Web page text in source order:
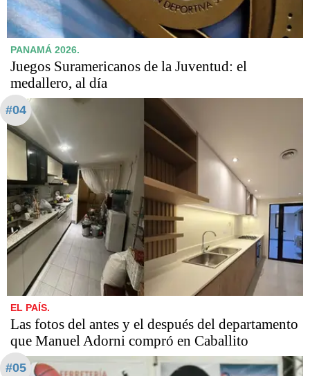
PANAMÁ 2026.
Juegos Suramericanos de la Juventud: el
medallero, al día
#04
EL PAÍS.
Las fotos del antes y el después del departamento
que Manuel Adorni compró en Caballito
#05